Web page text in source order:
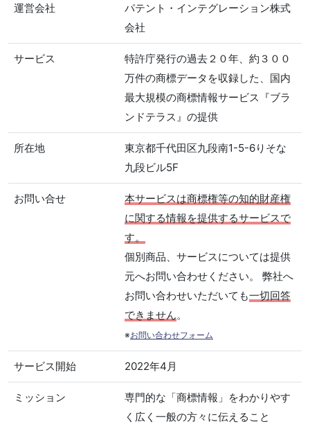
運営会社
パテント・インテグレーション株式
会社
サービス
特許庁発行の過去２０年、約３００
万件の商標データを収録した、国内
最大規模の商標情報サービス『ブラ
ンドテラス』の提供
所在地
東京都千代田区九段南1-5-6りそな
九段ビル5F
お問い合せ
本サービスは商標権等の知的財産権
に関する情報を提供するサービスで
す。
個別商品、サービスについては提供
元へお問い合わせください。 弊社へ
お問い合わせいただいても一切回答
できません。
※お問い合わせフォーム
サービス開始 2022年4月
ミッション
専門的な「商標情報」をわかりやす
く広く一般の方々に伝えること